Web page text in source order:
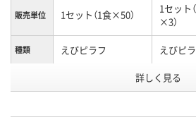
販売単位 1セット（1食×50）
1セット
×3）
種類 えびピラフ えびピ
3112922
詳しく見る